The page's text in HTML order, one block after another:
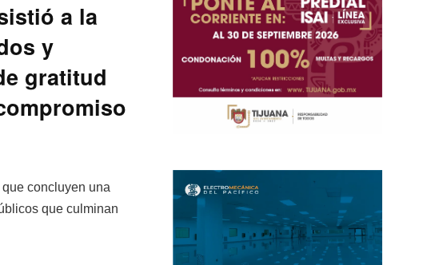
a la
y
gratitud
concluyen una
que culminan